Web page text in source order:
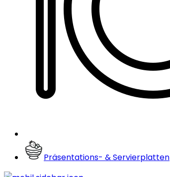
Präsentations- & Servierplatten